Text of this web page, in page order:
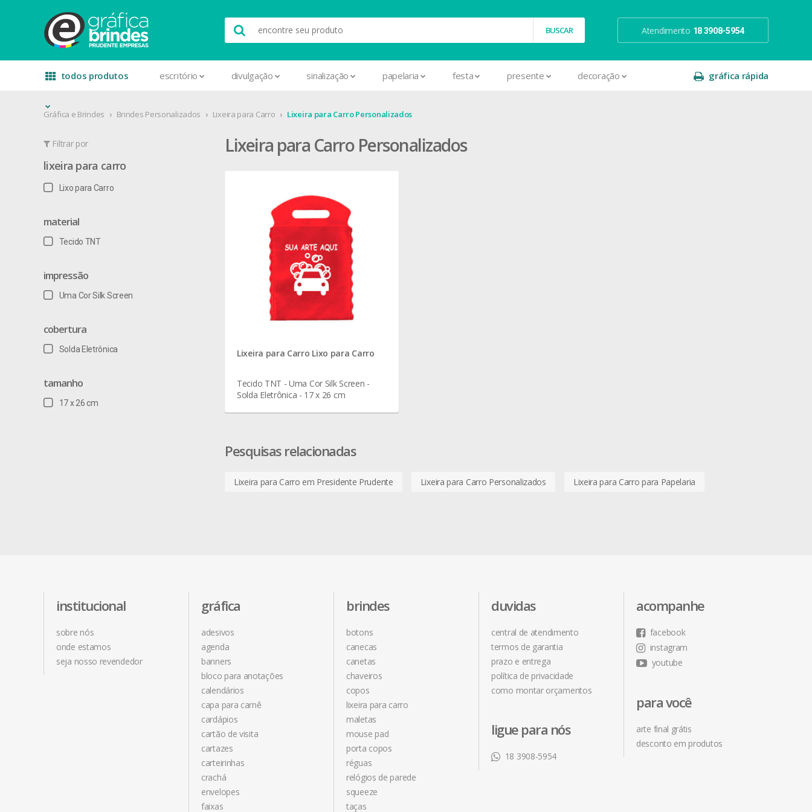
Atendimento 18 3908-5954
todos produtos escritório divulgação sinalização papelaria festa presente decoração gráfica rápida
Gráfica e Brindes Brindes Personalizados Lixeira para Carro Lixeira para Carro Personalizados
Filtrar por
lixeira para carro
Lixo para Carro
material
Tecido TNT
impressão
Uma Cor Silk Screen
cobertura
Solda Eletrônica
tamanho
17 x 26 cm
Lixeira para Carro Personalizados
Lixeira para Carro Lixo para Carro
Tecido TNT - Uma Cor Silk Screen -
Solda Eletrônica - 17 x 26 cm
Pesquisas relacionadas
Lixeira para Carro em Presidente Prudente Lixeira para Carro Personalizados Lixeira para Carro para Papelaria
institucional
sobre nós
onde estamos
seja nosso revendedor
gráfica
adesivos
agenda
banners
bloco para anotações
calendários
capa para carnê
cardápios
cartão de visita
cartazes
carteirinhas
crachá
envelopes
faixas
brindes
botons
canecas
canetas
chaveiros
copos
lixeira para carro
maletas
mouse pad
porta copos
réguas
relógios de parede
squeeze
taças
duvidas
central de atendimento
termos de garantia
prazo e entrega
política de privacidade
como montar orçamentos
ligue para nós
18 3908-5954
acompanhe
facebook
instagram
youtube
para você
arte final grátis
desconto em produtos